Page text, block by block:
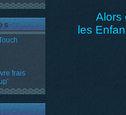
frais
Alors
les